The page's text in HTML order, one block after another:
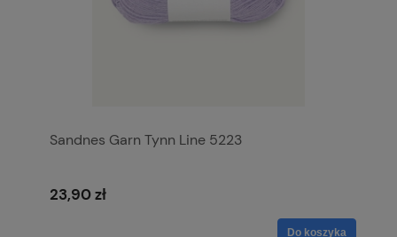
Sandnes Garn Tynn Line 5223
23,90 zł
Do koszyka